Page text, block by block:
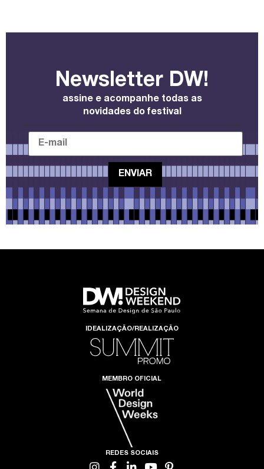
Newsletter DW!
assine e acompanhe todas as
novidades do festival
IDEALIZAÇÃO/REALIZAÇÃO
MEMBRO OFICIAL
REDES SOCIAIS